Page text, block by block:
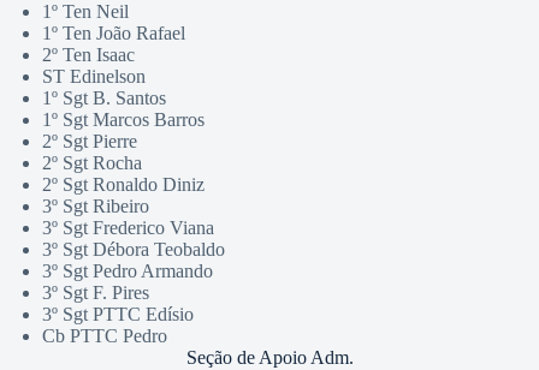
1º Ten Neil
1º Ten João Rafael
2º Ten Isaac
ST Edinelson
1º Sgt B. Santos
1º Sgt Marcos Barros
2º Sgt Pierre
2º Sgt Rocha
2º Sgt Ronaldo Diniz
3º Sgt Ribeiro
3º Sgt Frederico Viana
3º Sgt Débora Teobaldo
3º Sgt Pedro Armando
3º Sgt F. Pires
3º Sgt PTTC Edísio
Cb PTTC Pedro
Seção de Apoio Adm.